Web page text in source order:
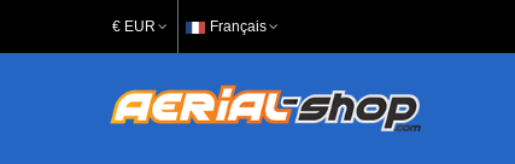
€ EUR Français